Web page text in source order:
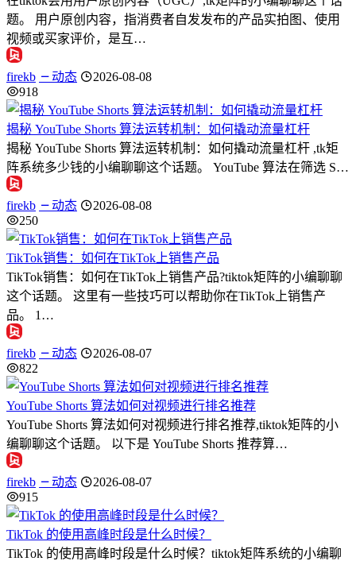
题。 用户原创内容，指消费者自发发布的产品实拍图、使用
视频或买家评价，是互…
firekb 动态
2026-08-08
918
揭秘 YouTube Shorts 算法运转机制：如何撬动流量杠杆
揭秘 YouTube Shorts 算法运转机制：如何撬动流量杠杆 ,tk矩
阵系统多少钱的小编聊聊这个话题。 YouTube 算法在筛选 S…
firekb 动态
2026-08-08
250
TikTok销售：如何在TikTok上销售产品
TikTok销售：如何在TikTok上销售产品?tiktok矩阵的小编聊聊
这个话题。 这里有一些技巧可以帮助你在TikTok上销售产
品。 1…
firekb 动态
2026-08-07
822
YouTube Shorts 算法如何对视频进行排名推荐
YouTube Shorts 算法如何对视频进行排名推荐,tiktok矩阵的小
编聊聊这个话题。 以下是 YouTube Shorts 推荐算…
firekb 动态
2026-08-07
915
TikTok 的使用高峰时段是什么时候？
TikTok 的使用高峰时段是什么时候？tiktok矩阵系统的小编聊